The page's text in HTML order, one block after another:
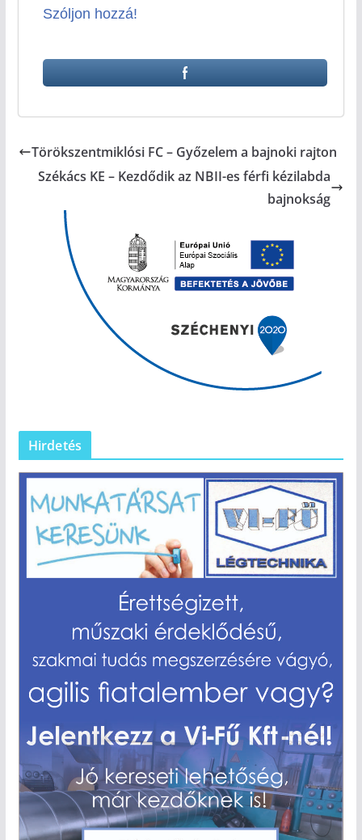
Szóljon hozzá!
Törökszentmiklósi FC – Győzelem a bajnoki rajton
Székács KE – Kezdődik az NBII-es férfi kézilabda
bajnokság
Hirdetés